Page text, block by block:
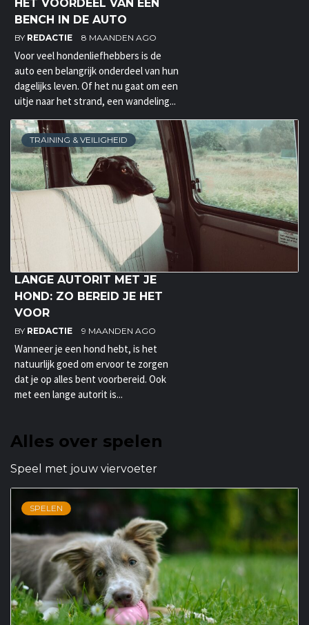
HET VOORDEEL VAN EEN
BENCH IN DE AUTO
BY REDACTIE 8 MAANDEN AGO
Voor veel hondenliefhebbers is de
auto een belangrijk onderdeel van hun
dagelijks leven. Of het nu gaat om een
uitje naar het strand, een wandeling...
TRAINING & VEILIGHEID
LANGE AUTORIT MET JE
HOND: ZO BEREID JE HET
VOOR
BY REDACTIE 9 MAANDEN AGO
Wanneer je een hond hebt, is het
natuurlijk goed om ervoor te zorgen
dat je op alles bent voorbereid. Ook
met een lange autorit is...
Alles over spelen
Speel met jouw viervoeter
SPELEN